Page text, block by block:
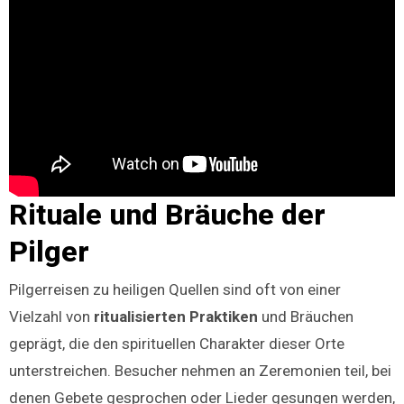
Rituale und Bräuche der
Pilger
Pilgerreisen zu heiligen Quellen sind oft von einer
Vielzahl von ritualisierten Praktiken und Bräuchen
geprägt, die den spirituellen Charakter dieser Orte
unterstreichen. Besucher nehmen an Zeremonien teil, bei
denen Gebete gesprochen oder Lieder gesungen werden,